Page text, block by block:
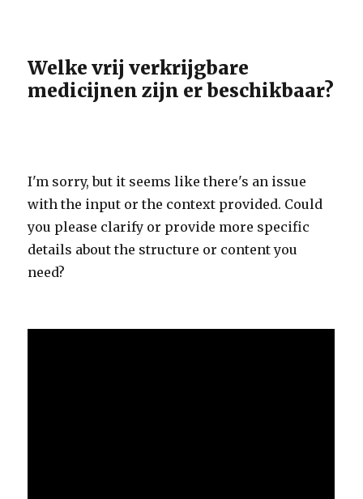
Welke vrij verkrijgbare
medicijnen zijn er beschikbaar?
I'm sorry, but it seems like there's an issue
with the input or the context provided. Could
you please clarify or provide more specific
details about the structure or content you
need?